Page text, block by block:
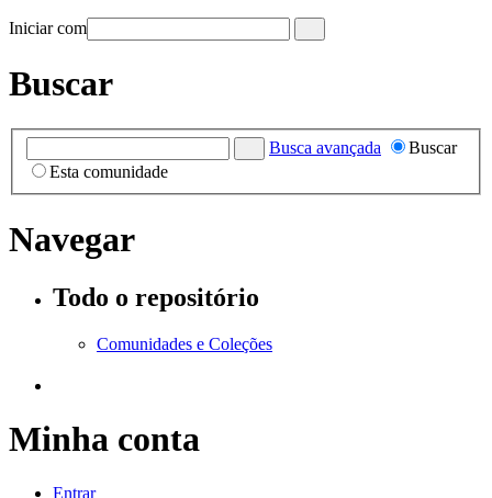
Iniciar com
Buscar
Busca avançada
Buscar
Esta comunidade
Navegar
Todo o repositório
Comunidades e Coleções
Minha conta
Entrar